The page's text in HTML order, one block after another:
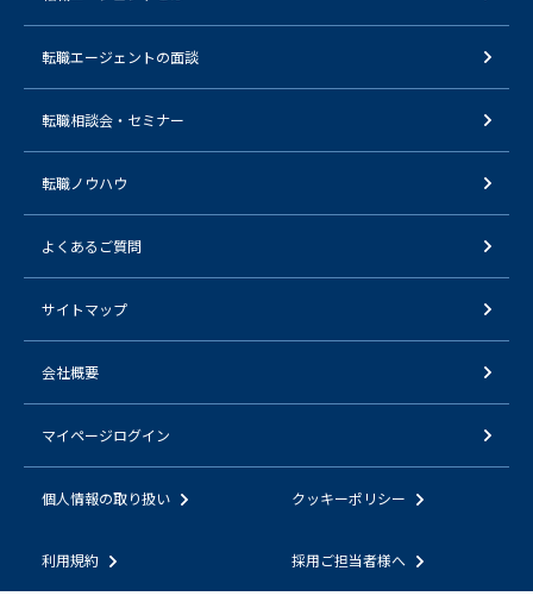
転職エージェントの面談
転職相談会・セミナー
転職ノウハウ
よくあるご質問
サイトマップ
会社概要
マイページログイン
個人情報の取り扱い クッキーポリシー
利用規約 採用ご担当者様へ